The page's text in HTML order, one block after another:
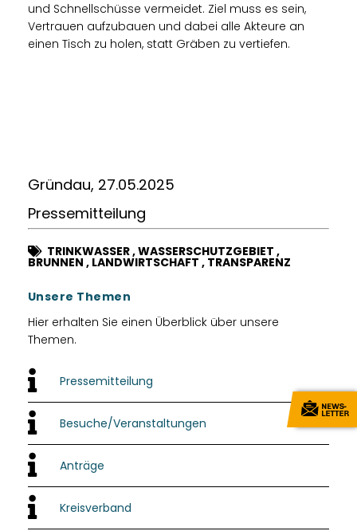
und Schnellschüsse vermeidet. Ziel muss es sein,
Vertrauen aufzubauen und dabei alle Akteure an
einen Tisch zu holen, statt Gräben zu vertiefen.
Gründau, 27.05.2025
Pressemitteilung
TRINKWASSER,WASSERSCHUTZGEBIET ,
BRUNNEN , LANDWIRTSCHAFT , TRANSPARENZ
Unsere Themen
Hier erhalten Sie einen Überblick über unsere
Themen.
Pressemitteilung
Besuche/Veranstaltungen
Anträge
Kreisverband